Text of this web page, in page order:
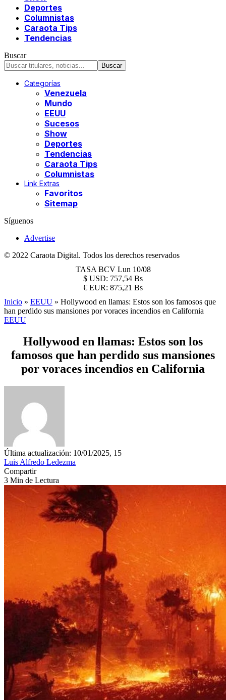
Deportes
Columnistas
Caraota Tips
Tendencias
Buscar
Categorías
Venezuela
Mundo
EEUU
Sucesos
Show
Deportes
Tendencias
Caraota Tips
Columnistas
Link Extras
Favoritos
Sitemap
Síguenos
Advertise
© 2022 Caraota Digital. Todos los derechos reservados
TASA BCV Lun 10/08
$ USD: 757,54 Bs
€ EUR: 875,21 Bs
Inicio » EEUU » Hollywood en llamas: Estos son los famosos que
han perdido sus mansiones por voraces incendios en California
EEUU
Hollywood en llamas: Estos son los
famosos que han perdido sus mansiones
por voraces incendios en California
Última actualización: 10/01/2025, 15
Luis Alfredo Ledezma
Compartir
3 Min de Lectura